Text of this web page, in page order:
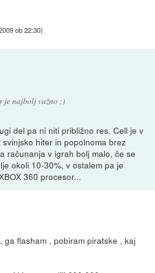
ob 22:30)
je najbolj važno ;)
del pa ni niti približno res. Cell je v
hiter in popolnoma brez
računanja v igrah bolj malo, če se
okoli 10-30%, v ostalem pa je
360 procesor...
ga flasham , pobiram piratske , kaj